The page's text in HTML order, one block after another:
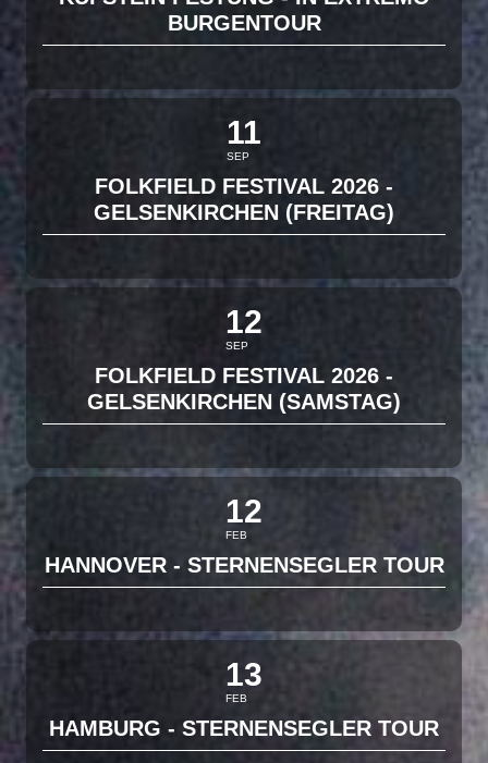
BURGENTOUR
11
SEP
FOLKFIELD FESTIVAL 2026 -
GELSENKIRCHEN (FREITAG)
12
SEP
FOLKFIELD FESTIVAL 2026 -
GELSENKIRCHEN (SAMSTAG)
12
FEB
HANNOVER - STERNENSEGLER TOUR
13
FEB
HAMBURG - STERNENSEGLER TOUR